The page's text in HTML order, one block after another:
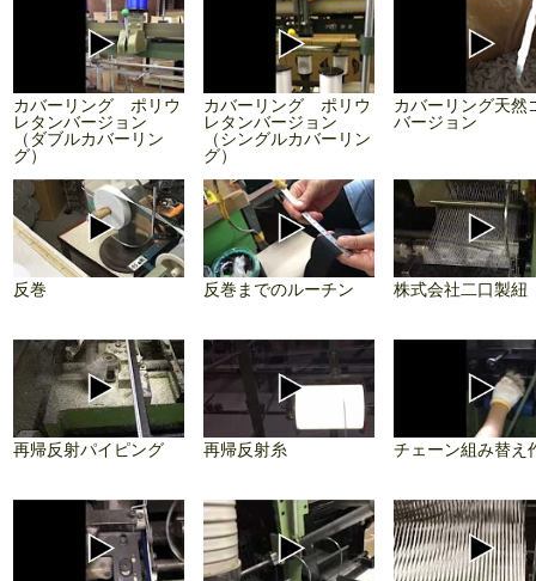
カバーリング ポリウ
レタンバージョン
（ダブルカバーリン
グ）
カバーリング ポリウ
レタンバージョン
（シングルカバーリン
グ）
カバーリング天然
バージョン
反巻 反巻までのルーチン 株式会社二口製紐
再帰反射パイピング 再帰反射糸 チェーン組み替え